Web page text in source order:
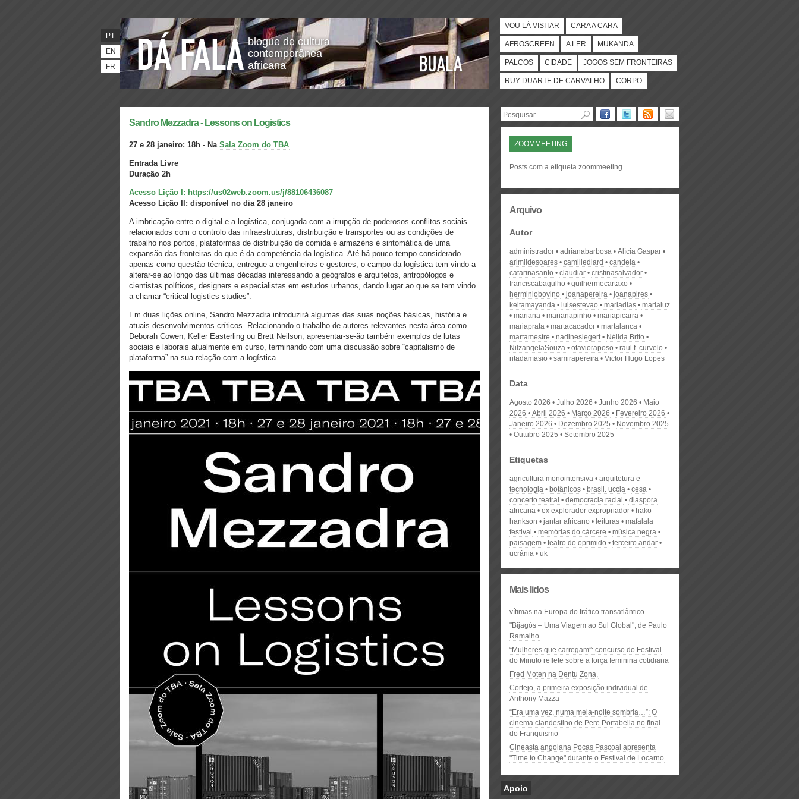
blogue de cultura
contemporânea
africana
PT
EN
FR
VOU LÁ VISITAR CARA A CARA
AFROSCREEN A LER MUKANDA
PALCOS CIDADE JOGOS SEM FRONTEIRAS
RUY DUARTE DE CARVALHO CORPO
Sandro Mezzadra - Lessons on Logistics
27 e 28 janeiro: 18h - Na Sala Zoom do TBA
Entrada Livre
Duração 2h
Acesso Lição I: https://us02web.zoom.us/j/88106436087
Acesso Lição II: disponível no dia 28 janeiro
A imbricação entre o digital e a logística, conjugada com a irrupção de poderosos conflitos sociais
relacionados com o controlo das infraestruturas, distribuição e transportes ou as condições de
trabalho nos portos, plataformas de distribuição de comida e armazéns é sintomática de uma
expansão das fronteiras do que é da competência da logística. Até há pouco tempo considerado
apenas como questão técnica, entregue a engenheiros e gestores, o campo da logística tem vindo a
alterar-se ao longo das últimas décadas interessando a geógrafos e arquitetos, antropólogos e
cientistas políticos, designers e especialistas em estudos urbanos, dando lugar ao que se tem vindo
a chamar “critical logistics studies”.
Em duas lições online, Sandro Mezzadra introduzirá algumas das suas noções básicas, história e
atuais desenvolvimentos críticos. Relacionando o trabalho de autores relevantes nesta área como
Deborah Cowen, Keller Easterling ou Brett Neilson, apresentar-se-ão também exemplos de lutas
sociais e laborais atualmente em curso, terminando com uma discussão sobre “capitalismo de
plataforma” na sua relação com a logística.
ZOOMMEETING
Posts com a etiqueta zoommeeting
Arquivo
Autor
administrador adrianabarbosa
Alícia Gaspar
arimildesoares
camillediard
candela
catarinasanto
claudiar
cristinasalvador
franciscabagulho
guilhermecartaxo
herminiobovino
joanapereira
joanapires
keitamayanda
luisestevao mariadias
marialuz
mariana
marianapinho
mariapicarra
mariaprata
martacacador
martalanca
martamestre
nadinesiegert
Nélida Brito
NilzangelaSouza
otavioraposo
raul f. curvelo
ritadamasio
samirapereira Victor Hugo Lopes
Data
Agosto 2026 Julho 2026 Junho 2026
Maio
2026
Abril 2026 Março 2026
Fevereiro 2026
Janeiro 2026
Dezembro 2025
Novembro 2025
Outubro 2025
Setembro 2025
Etiquetas
agricultura monointensiva
arquitetura e
tecnologia
botânicos brasil. uccla
cesa
concerto teatral
democracia racial
diaspora
africana
ex explorador expropriador
hako
hankson
jantar africano leituras
mafalala
festival
memórias do cárcere
música negra
paisagem
teatro do oprimido
terceiro andar
ucrânia
uk
Mais lidos
vítimas na Europa do tráfico transatlântico
"Bijagós – Uma Viagem ao Sul Global", de Paulo
Ramalho
“Mulheres que carregam”: concurso do Festival
do Minuto reflete sobre a força feminina cotidiana
Fred Moten na Dentu Zona,
Cortejo, a primeira exposição individual de
Anthony Mazza
“Era uma vez, numa meia-noite sombria…”: O
cinema clandestino de Pere Portabella no final
do Franquismo
Cineasta angolana Pocas Pascoal apresenta
"Time to Change" durante o Festival de Locarno
Apoio